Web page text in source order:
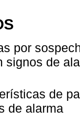
por
signos de
de
de alarma